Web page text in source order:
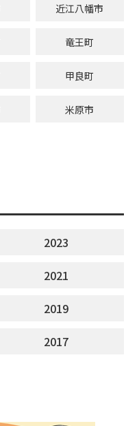
近江八幡市
竜王町
甲良町
米原市
2023
2021
2019
2017